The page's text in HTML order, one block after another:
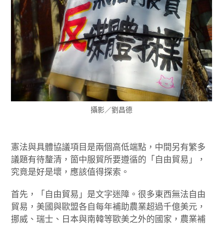
攝影／劉昌德
憲法與具體協議項目是兩個高低端點，中間另有繁多
議題有待釐清，箇中服貿所要遵循的「自由貿易」，
究竟是好是壞，應該值得探索。
首先，「自由貿易」是文字迷障。很多東西無法自由
貿易，美國與歐盟各自每年補助農業超過千億美元，
挪威、瑞士、日本與南韓等歐美之外的國家，農業補